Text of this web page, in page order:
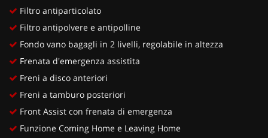
Filtro antiparticolato
Filtro antipolvere e antipolline
Fondo vano bagagli in 2 livelli, regolabile in altezza
Frenata d'emergenza assistita
Freni a disco anteriori
Freni a tamburo posteriori
Front Assist con frenata di emergenza
Funzione Coming Home e Leaving Home